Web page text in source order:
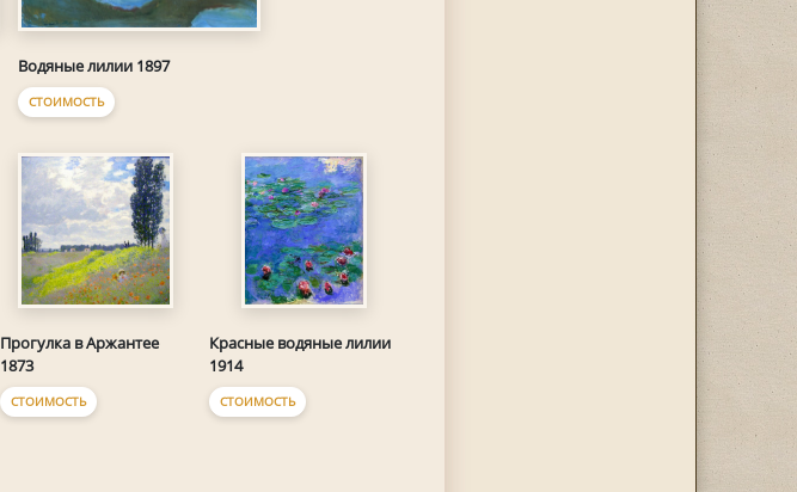
Водяные лилии 1897
СТОИМОСТЬ
Прогулка в Аржантее
1873
СТОИМОСТЬ
Красные водяные лилии
1914
СТОИМОСТЬ